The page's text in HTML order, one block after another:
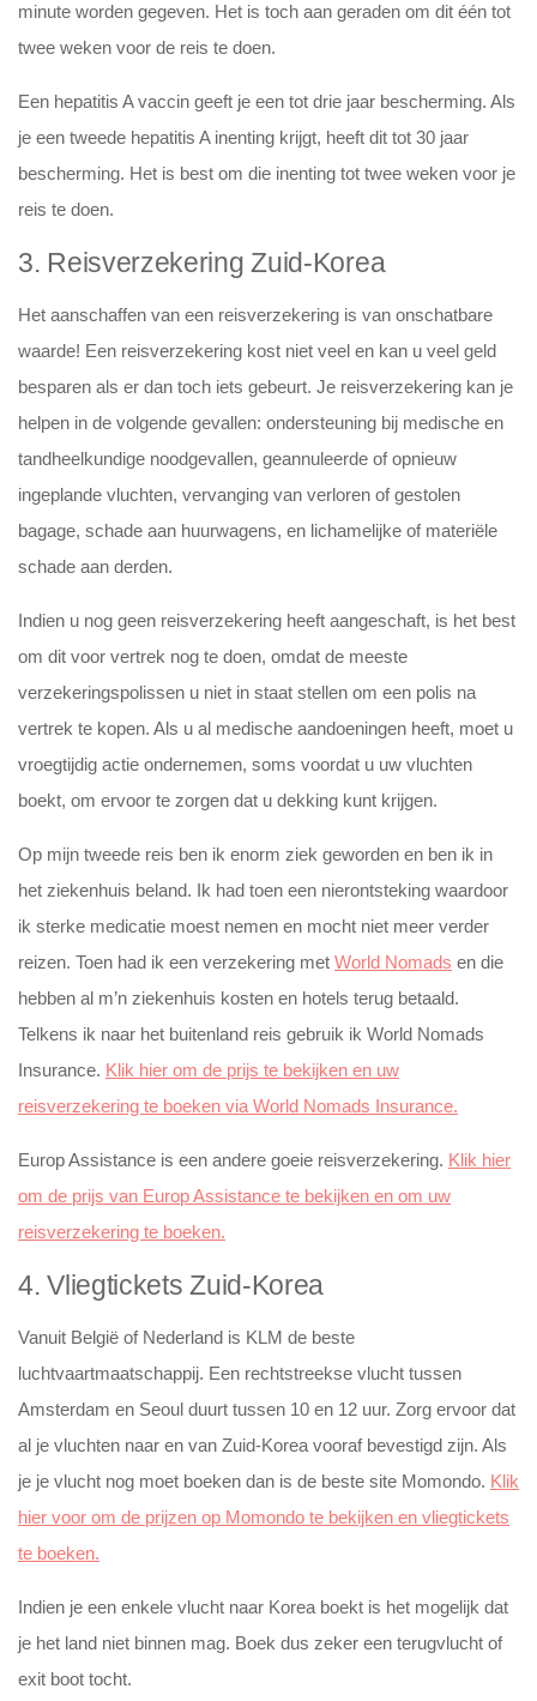
minute worden gegeven. Het is toch aan geraden om dit één tot
twee weken voor de reis te doen.
Een hepatitis A vaccin geeft je een tot drie jaar bescherming. Als
je een tweede hepatitis A inenting krijgt, heeft dit tot 30 jaar
bescherming. Het is best om die inenting tot twee weken voor je
reis te doen.
3. Reisverzekering Zuid-Korea
Het aanschaffen van een reisverzekering is van onschatbare
waarde! Een reisverzekering kost niet veel en kan u veel geld
besparen als er dan toch iets gebeurt. Je reisverzekering kan je
helpen in de volgende gevallen: ondersteuning bij medische en
tandheelkundige noodgevallen, geannuleerde of opnieuw
ingeplande vluchten, vervanging van verloren of gestolen
bagage, schade aan huurwagens, en lichamelijke of materiële
schade aan derden.
Indien u nog geen reisverzekering heeft aangeschaft, is het best
om dit voor vertrek nog te doen, omdat de meeste
verzekeringspolissen u niet in staat stellen om een ​​polis na
vertrek te kopen. Als u al medische aandoeningen heeft, moet u
vroegtijdig actie ondernemen, soms voordat u uw vluchten
boekt, om ervoor te zorgen dat u dekking kunt krijgen.
Op mijn tweede reis ben ik enorm ziek geworden en ben ik in
het ziekenhuis beland. Ik had toen een nierontsteking waardoor
ik sterke medicatie moest nemen en mocht niet meer verder
reizen. Toen had ik een verzekering met World Nomads en die
hebben al m’n ziekenhuis kosten en hotels terug betaald.
Telkens ik naar het buitenland reis gebruik ik World Nomads
Insurance. Klik hier om de prijs te bekijken en uw
reisverzekering te boeken via World Nomads Insurance.
Europ Assistance is een andere goeie reisverzekering. Klik hier
om de prijs van Europ Assistance te bekijken en om uw
reisverzekering te boeken.
4. Vliegtickets Zuid-Korea
Vanuit België of Nederland is KLM de beste
luchtvaartmaatschappij. Een rechtstreekse vlucht tussen
Amsterdam en Seoul duurt tussen 10 en 12 uur. Zorg ervoor dat
al je vluchten naar en van Zuid-Korea vooraf bevestigd zijn. Als
je je vlucht nog moet boeken dan is de beste site Momondo. Klik
hier voor om de prijzen op Momondo te bekijken en vliegtickets
te boeken.
Indien je een enkele vlucht naar Korea boekt is het mogelijk dat
je het land niet binnen mag. Boek dus zeker een terugvlucht of
exit boot tocht.